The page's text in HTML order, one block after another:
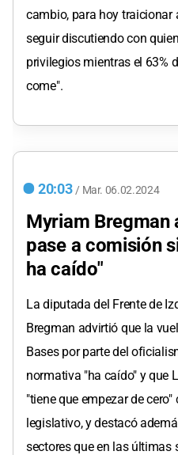
cambio, para hoy traicionar
seguir discutiendo con
privilegios mientras el 63%
come".
20:03 / Mar. 06.02.2024
Myriam Bregman
pase a comisión
ha caído"
La diputada del Frente de
Bregman advirtió que la
Bases por parte del
normativa "ha caído" y que
"tiene que empezar de
legislativo, y destacó
sectores que en las